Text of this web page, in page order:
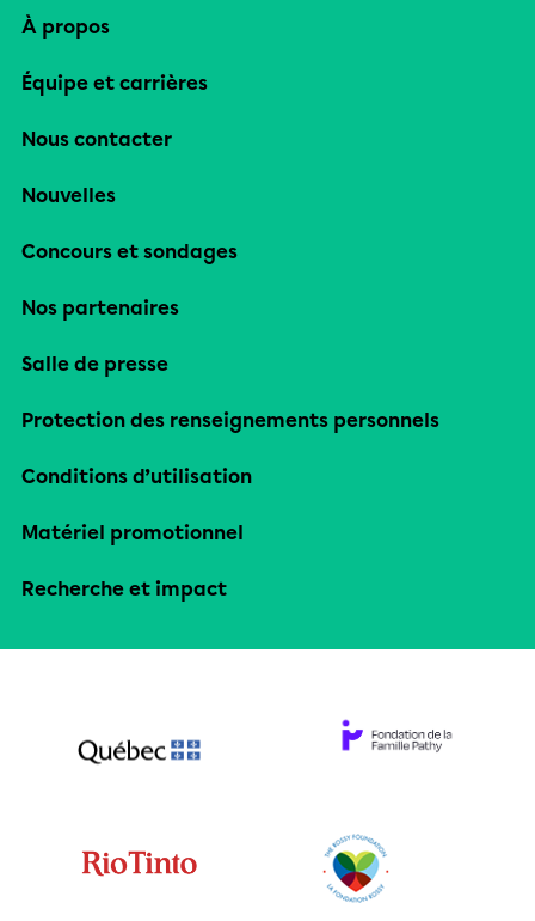
À propos
Équipe et carrières
Nous contacter
Nouvelles
Concours et sondages
Nos partenaires
Salle de presse
Protection des renseignements personnels
Conditions d’utilisation
Matériel promotionnel
Recherche et impact